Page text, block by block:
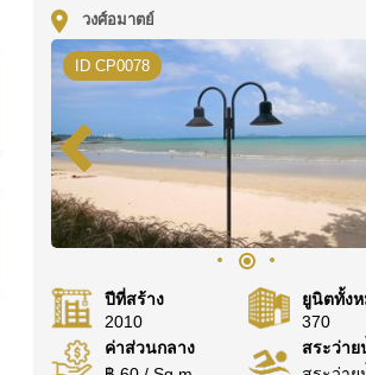
วงศ์อมาตย์
ID CP0078
ปีที่สร้าง
2010
ยูนิตทั้ง
370
ค่าส่วนกลาง
สระว่าย